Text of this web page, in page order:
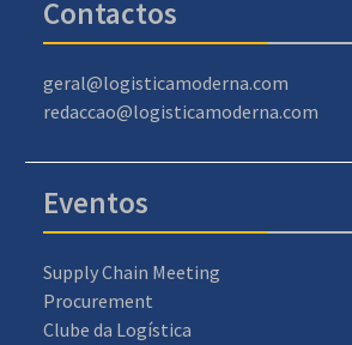
Contactos
geral@logisticamoderna.com
redaccao@logisticamoderna.com
Eventos
Supply Chain Meeting
Procurement
Clube da Logística